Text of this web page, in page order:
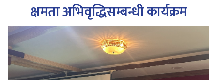
क्षमता अभिवृद्धिसम्बन्धी कार्यक्रम